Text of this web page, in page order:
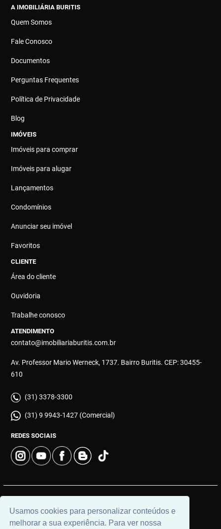
Usamos cookies para personalizar conteúdos e
melhorar a sua experiência. Para ver nossa
A IMOBILIÁRIA BURITIS
Quem Somos
Fale Conosco
Documentos
Perguntas Frequentes
Política de Privacidade
Blog
IMÓVEIS
Imóveis para comprar
Imóveis para alugar
Lançamentos
Condomínios
Anunciar seu imóvel
Favoritos
CLIENTE
Área do cliente
Ouvidoria
Trabalhe conosco
ATENDIMENTO
contato@imobiliariaburitis.com.br
Av. Professor Mario Werneck, 1737. Bairro Buritis. CEP: 30455-
610
(31) 3378-3300
(31) 9 9943-1427 (Comercial)
REDES SOCIAIS
Universal Software.